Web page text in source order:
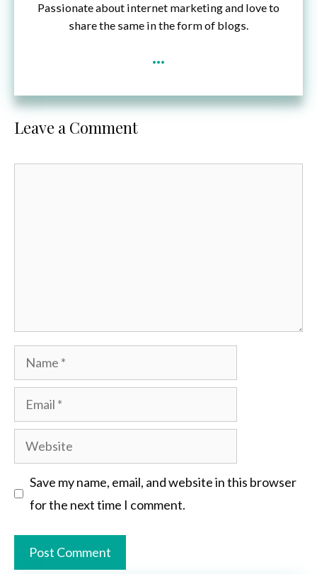
Passionate about internet marketing and love to
share the same in the form of blogs.
...
Leave a Comment
Name
Email
Website
Save my name, email, and website in this browser
for the next time I comment.